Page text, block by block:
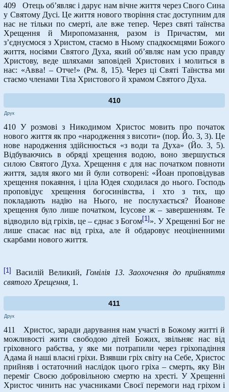
409 Отець об’являє і дарує нам вічне життя через Свого Сина
у Святому Дусі. Це життя нового творіння стає доступним для
нас не тільки по смерті, але вже тепер. Через святі таїнства
Хрещення й Миропомазання, разом із Причастям, ми
з’єднуємося з Христом, стаємо в Ньому спадкоємцями Божого
життя, носіями Святого Духа, який об’являє нам усю правду
Христову, веде шляхами заповідей Христових і молиться в
нас: «Авва! – Отче!» (Рм. 8, 15). Через ці Святі Таїнства ми
стаємо членами Тіла Христового й храмом Святого Духа.
410
Друк
410 У розмові з Никодимом Христос мовить про початок
нового життя як про «народження з висоти» (пор. Йо. 3, 3). Це
нове народження здійснюється «з води та Духа» (Йо. 3, 5).
Відбуваючись в обряді хрещення водою, воно звершується
силою Святого Духа. Хрещення є для нас початком повноти
життя, задля якого ми й були сотворені: «Йоан проповідував
хрещення покаяння, і ціла Юдея сходилася до нього. Господь
проповідує хрещення богосинівства, і хто з тих, що
покладають надію на Нього, не послухається? Йоанове
хрещення було лише початком, Ісусове ж – завершенням. Те
відводило від гріхів, це – єднає з Богом[1] ». У Хрещенні Бог не
лише спасає нас від гріха, але й обдаровує неоціненними
скарбами нового життя.
[1] Василій Великий,Гомілія 13. Заохочення до прийняття
святого Хрещення, 1.
411
Друк
411 Христос, заради дарування нам участі в Божому житті й
можливості жити свободою дітей Божих, звільняє нас від
гріховного рабства, у яке ми потрапили через гріхопадіння
Адама й наші власні гріхи. Взявши гріх світу на Себе, Христос
прийняв і остаточний наслідок цього гріха – смерть, яку Він
переміг Своєю добровільною смертю на хресті. У Хрещенні
Христос чинить нас учасниками Своєї перемоги над гріхом і